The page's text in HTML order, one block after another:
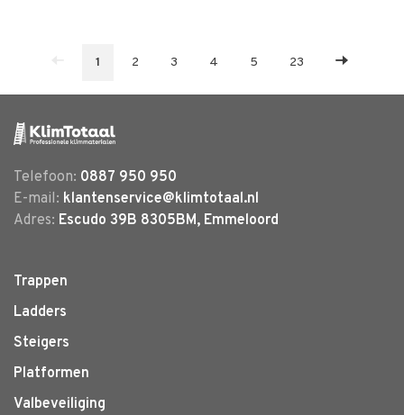
1 2 3 4 5 23
Telefoon: 0887 950 950
E-mail: klantenservice@klimtotaal.nl
Adres: Escudo 39B 8305BM, Emmeloord
Trappen
Ladders
Steigers
Platformen
Valbeveiliging